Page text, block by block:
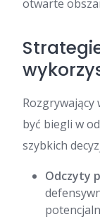
otwarte
być biegli w
szybkich
Odczyty